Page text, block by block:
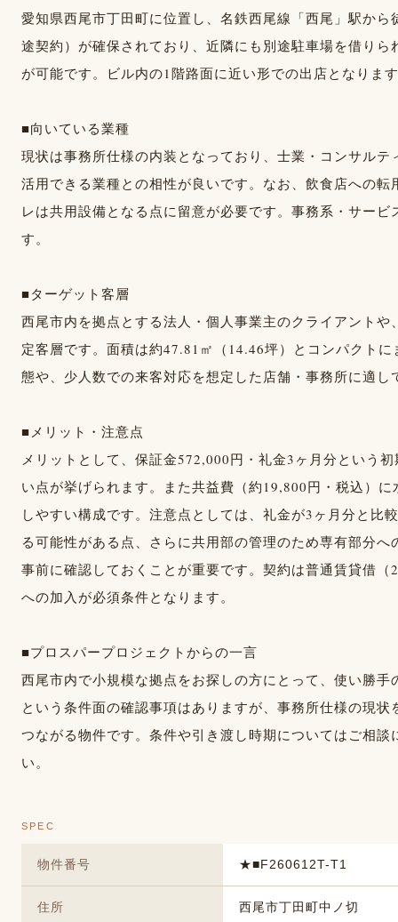
愛知県西尾市丁田町に位置し、名鉄西尾線「西尾」駅か
途契約）が確保されており、近隣にも別途駐車場を借り
が可能です。ビル内の1階路面に近い形での出店となりま
■向いている業種
現状は事務所仕様の内装となっており、士業・コンサル
活用できる業種との相性が良いです。なお、飲食店への
レは共用設備となる点に留意が必要です。事務系・サー
す。
■ターゲット客層
西尾市内を拠点とする法人・個人事業主のクライアント
定客層です。面積は約47.81㎡（14.46坪）とコンパクト
態や、少人数での来客対応を想定した店舗・事務所に適し
■メリット・注意点
メリットとして、保証金572,000円・礼金3ヶ月分という
い点が挙げられます。また共益費（約19,800円・税込）
しやすい構成です。注意点としては、礼金が3ヶ月分と比
る可能性がある点、さらに共用部の管理のため専有部分
事前に確認しておくことが重要です。契約は普通賃貸借
への加入が必須条件となります。
■プロスパープロジェクトからの一言
西尾市内で小規模な拠点をお探しの方にとって、使い勝
という条件面の確認事項はありますが、事務所仕様の現
つながる物件です。条件や引き渡し時期についてはご相
い。
SPEC
物件番号 ★■F260612T-T1
住所 西尾市丁田町中ノ切